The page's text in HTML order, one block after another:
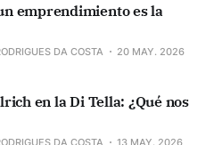
emprendimiento es la
DA COSTA 20 MAY. 2026
en la Di Tella: ¿Qué nos
DA COSTA 13 MAY. 2026